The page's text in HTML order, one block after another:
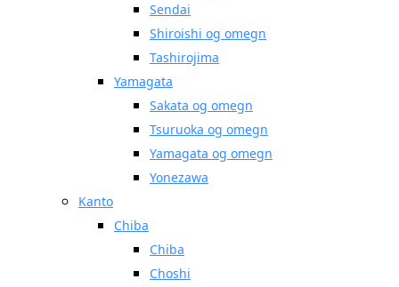
Sendai
Shiroishi og omegn
Tashirojima
Yamagata
Sakata og omegn
Tsuruoka og omegn
Yamagata og omegn
Yonezawa
Kanto
Chiba
Chiba
Choshi